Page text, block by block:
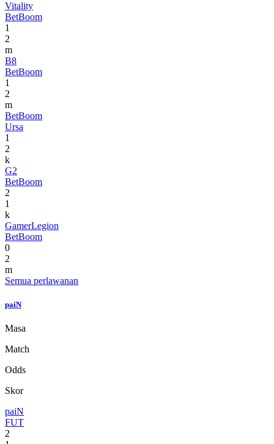
Vitality
BetBoom
1
2
m
B8
BetBoom
1
2
m
BetBoom
Ursa
1
2
k
G2
BetBoom
2
1
k
GamerLegion
BetBoom
0
2
m
Semua perlawanan
paiN
Masa
Match
Odds
Skor
paiN
FUT
2